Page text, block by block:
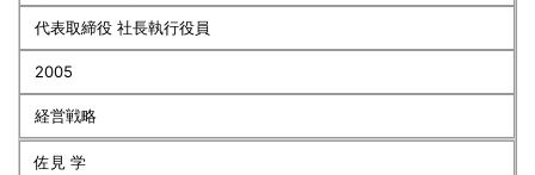
代表取締役 社長執行役員
2005
経営戦略
佐見 学